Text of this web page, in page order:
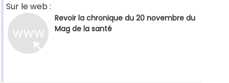
Sur le web :
Revoir la chronique du 20 novembre du
Mag de la santé